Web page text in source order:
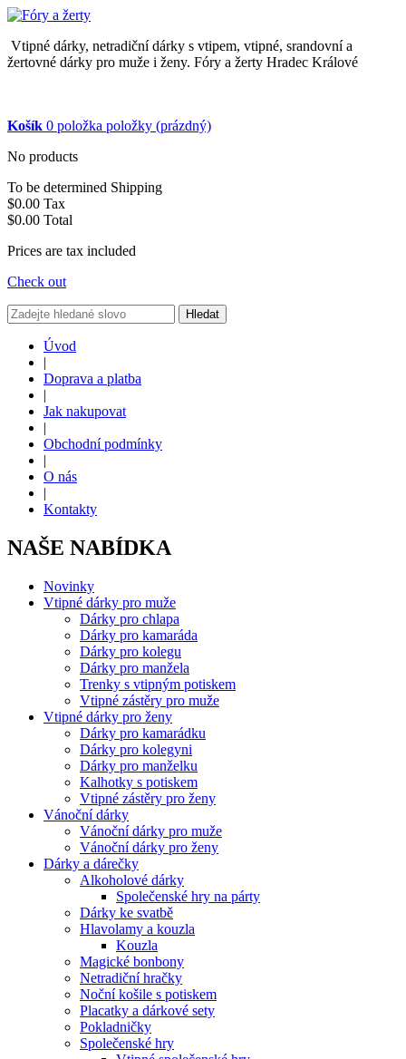
Vtipné dárky, netradiční dárky s vtipem, vtipné, srandovní a
žertovné dárky pro muže i ženy. Fóry a žerty Hradec Králové
Košík 0 položka položky (prázdný)
No products
To be determined Shipping
$0.00 Tax
$0.00 Total
Prices are tax included
Check out
Hledat
Úvod
|
Doprava a platba
|
Jak nakupovat
|
Obchodní podmínky
|
O nás
|
Kontakty
NAŠE NABÍDKA
Novinky
Vtipné dárky pro muže
Dárky pro chlapa
Dárky pro kamaráda
Dárky pro kolegu
Dárky pro manžela
Trenky s vtipným potiskem
Vtipné zástěry pro muže
Vtipné dárky pro ženy
Dárky pro kamarádku
Dárky pro kolegyni
Dárky pro manželku
Kalhotky s potiskem
Vtipné zástěry pro ženy
Vánoční dárky
Vánoční dárky pro muže
Vánoční dárky pro ženy
Dárky a dárečky
Alkoholové dárky
Společenské hry na párty
Dárky ke svatbě
Hlavolamy a kouzla
Kouzla
Magické bonbony
Netradiční hračky
Noční košile s potiskem
Placatky a dárkové sety
Pokladničky
Společenské hry